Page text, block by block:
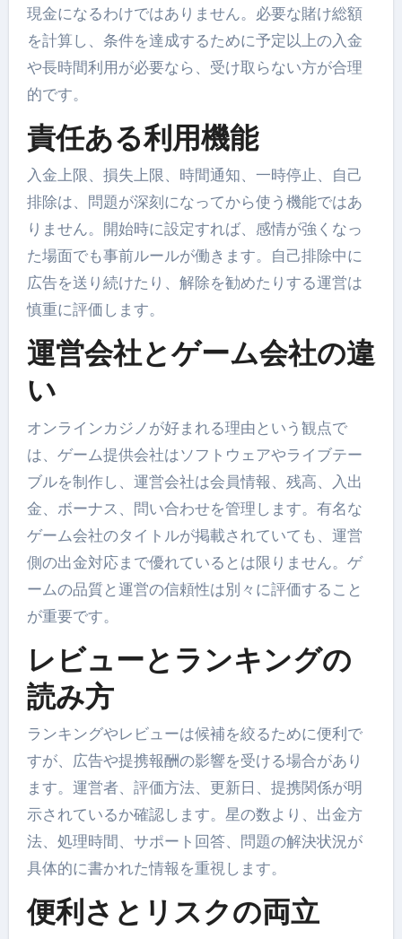
現金になるわけではありません。必要な賭け総額
を計算し、条件を達成するために予定以上の入金
や長時間利用が必要なら、受け取らない方が合理
的です。
責任ある利用機能
入金上限、損失上限、時間通知、一時停止、自己
排除は、問題が深刻になってから使う機能ではあ
りません。開始時に設定すれば、感情が強くなっ
た場面でも事前ルールが働きます。自己排除中に
広告を送り続けたり、解除を勧めたりする運営は
慎重に評価します。
運営会社とゲーム会社の違
い
オンラインカジノが好まれる理由という観点で
は、ゲーム提供会社はソフトウェアやライブテー
ブルを制作し、運営会社は会員情報、残高、入出
金、ボーナス、問い合わせを管理します。有名な
ゲーム会社のタイトルが掲載されていても、運営
側の出金対応まで優れているとは限りません。ゲ
ームの品質と運営の信頼性は別々に評価すること
が重要です。
レビューとランキングの
読み方
ランキングやレビューは候補を絞るために便利で
すが、広告や提携報酬の影響を受ける場合があり
ます。運営者、評価方法、更新日、提携関係が明
示されているか確認します。星の数より、出金方
法、処理時間、サポート回答、問題の解決状況が
具体的に書かれた情報を重視します。
便利さとリスクの両立